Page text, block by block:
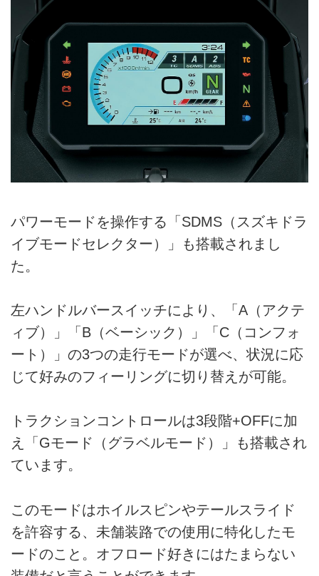
パワーモードを操作する「SDMS（スズキドラ
イブモードセレクター）」も搭載されまし
た。
左ハンドルバースイッチにより、「A（アクテ
ィブ）」「B（ベーシック）」「C（コンフォ
ート）」の3つの走行モードが選べ、状況に応
じて好みのフィーリングに切り替えが可能。
トラクションコントロールは3段階+OFFに加
え「Gモード（グラベルモード）」も搭載され
ています。
このモードはホイルスピンやテールスライド
を許容する、未舗装路での使用に特化したモ
ードのこと。オフロード好きにはたまらない